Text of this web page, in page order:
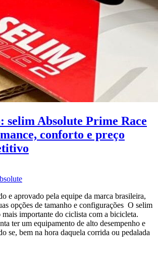
selim Absolute Prime Race
conforto e preço
e aprovado pela equipe da marca brasileira,
opções de tamanho e configurações O selim
importante do ciclista com a bicicleta.
ter um equipamento de alto desempenho e
se, bem na hora daquela corrida ou pedalada